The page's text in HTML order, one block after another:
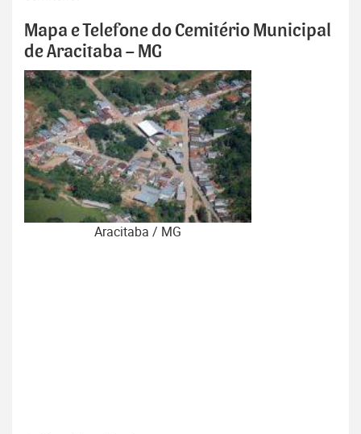
Mapa e Telefone do Cemitério Municipal
de Aracitaba – MG
Aracitaba / MG